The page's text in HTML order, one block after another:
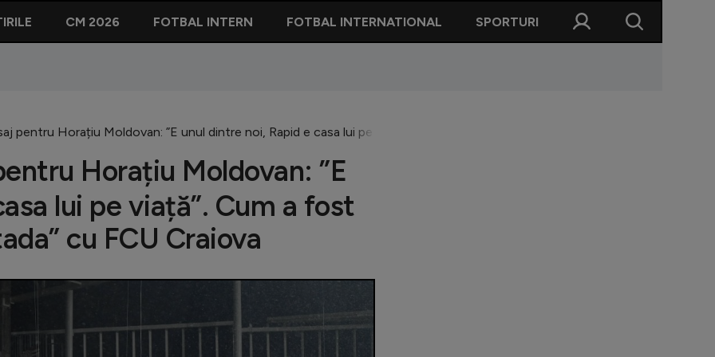
CM 2026 FOTBAL INTERN FOTBAL INTERNATIONAL SPORTURI
pentru Horațiu Moldovan: ”E unul dintre noi, Rapid e casa lui pe viață”. Cum a fost trăită în tribune ”remontada” cu FCU
Horațiu Moldovan: ”E
lui pe viață”. Cum a fost
cu FCU Craiova